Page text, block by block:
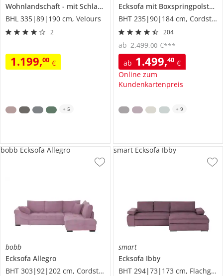
Wohnlandschaft
mit Schlaffunktion
Siena
BHL 335|89|190 cm, Velours
2
1.199,00 €
+ 5
Ecksofa mit Boxspringpolsterung
BHT 235|90|184 cm, Cordstoff
204
ab 1.499,40 €
Online zum
Kundenkartenpreis
ab 2.499,00 €***
+ 9
bobb
Ecksofa Allegro
BHT 303|92|202 cm, Cordstoff
bobb Ecksofa Allegro
smart
Ecksofa Ibby
BHT 294|73|173 cm, Flachgewebe fein
smart Ecksofa Ibby